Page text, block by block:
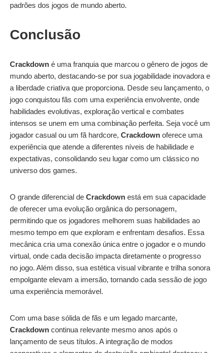
padrões dos jogos de mundo aberto.
Conclusão
Crackdown é uma franquia que marcou o gênero de jogos de
mundo aberto, destacando-se por sua jogabilidade inovadora e
a liberdade criativa que proporciona. Desde seu lançamento, o
jogo conquistou fãs com uma experiência envolvente, onde
habilidades evolutivas, exploração vertical e combates
intensos se unem em uma combinação perfeita. Seja você um
jogador casual ou um fã hardcore, Crackdown oferece uma
experiência que atende a diferentes níveis de habilidade e
expectativas, consolidando seu lugar como um clássico no
universo dos games.
O grande diferencial de Crackdown está em sua capacidade
de oferecer uma evolução orgânica do personagem,
permitindo que os jogadores melhorem suas habilidades ao
mesmo tempo em que exploram e enfrentam desafios. Essa
mecânica cria uma conexão única entre o jogador e o mundo
virtual, onde cada decisão impacta diretamente o progresso
no jogo. Além disso, sua estética visual vibrante e trilha sonora
empolgante elevam a imersão, tornando cada sessão de jogo
uma experiência memorável.
Com uma base sólida de fãs e um legado marcante,
Crackdown continua relevante mesmo anos após o
lançamento de seus títulos. A integração de modos